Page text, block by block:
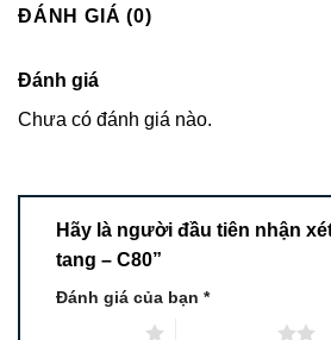
ĐÁNH GIÁ (0)
Đánh giá
Chưa có đánh giá nào.
Hãy là người đầu tiên nhận
tang – C80”
Đánh giá của bạn *